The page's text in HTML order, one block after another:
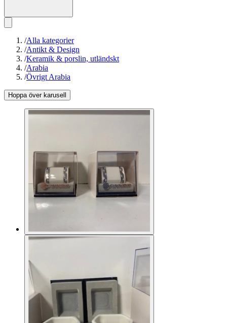
/Alla kategorier
/Antikt & Design
/Keramik & porslin, utländskt
/Arabia
/Övrigt Arabia
Hoppa över karusell